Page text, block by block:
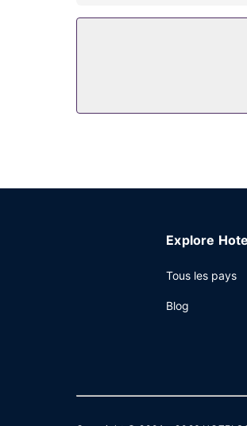
Profitez des options de
à Internet gratuit et un
Red Lion Hotel Gillette
Explore
Tous les pays
Blog